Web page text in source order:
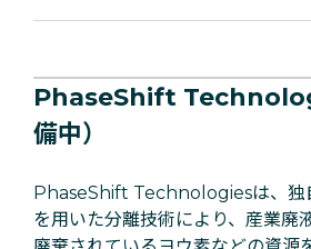
PhaseShift
備中）
PhaseShift Technologiesは、独
を用いた分離技術により、産業廃